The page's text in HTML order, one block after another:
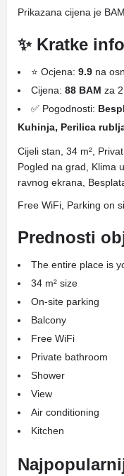
Prikazana cijena je
✨ Kratke
⭐ Ocjena: 9.9 na
Cijena: 88 BAM za
✅ Pogodnosti:
Kuhinja, Perilica
Cijeli stan, 34 m²,
Pogled na grad, Klima
ravnog ekrana,
Free WiFi, Parking on
Prednosti
The entire place is
34 m² size
On-site parking
Balcony
Free WiFi
Private bathroom
Shower
View
Air conditioning
Kitchen